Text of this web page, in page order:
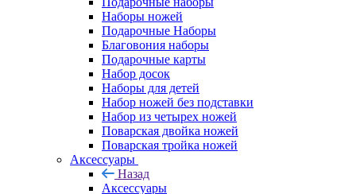
Наборы ножей
Подарочные Наборы
Благовония наборы
Подарочные карты
Набор досок
Наборы для детей
Набор ножей без подставки
Набор из четырех ножей
Поварская двойка ножей
Поварская тройка ножей
Аксессуары
Назад
Аксессуары